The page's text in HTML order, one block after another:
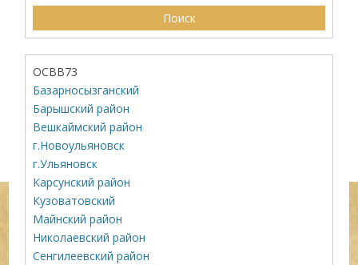
ОСВВ73
Базарносызганский
Барышский район
Вешкаймский район
г.Новоульяновск
г.Ульяновск
Карсунский район
Кузоватовский
Майнский район
Николаевский район
Сенгилеевский район